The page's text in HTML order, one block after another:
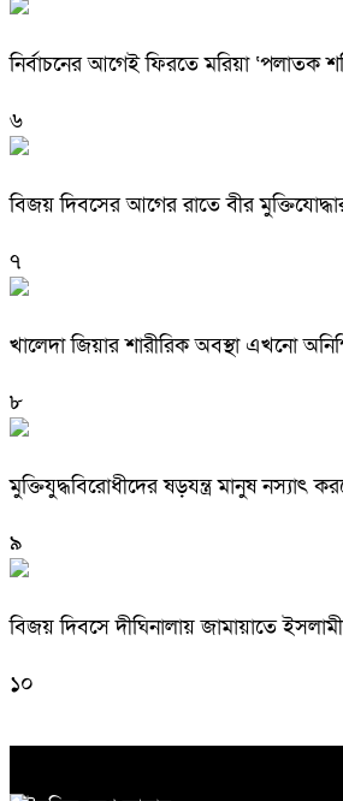
নির্বাচনের আগেই ফিরতে মরিয়া ‘পলাতক
৬
বিজয় দিবসের আগের রাতে বীর
৭
খালেদা জিয়ার শারীরিক অবস্থা এখনো
৮
মুক্তিযুদ্ধবিরোধীদের ষড়যন্ত্র মানুষ নস্যাৎ
৯
বিজয় দিবসে দীঘিনালায় জামায়াতে
১০